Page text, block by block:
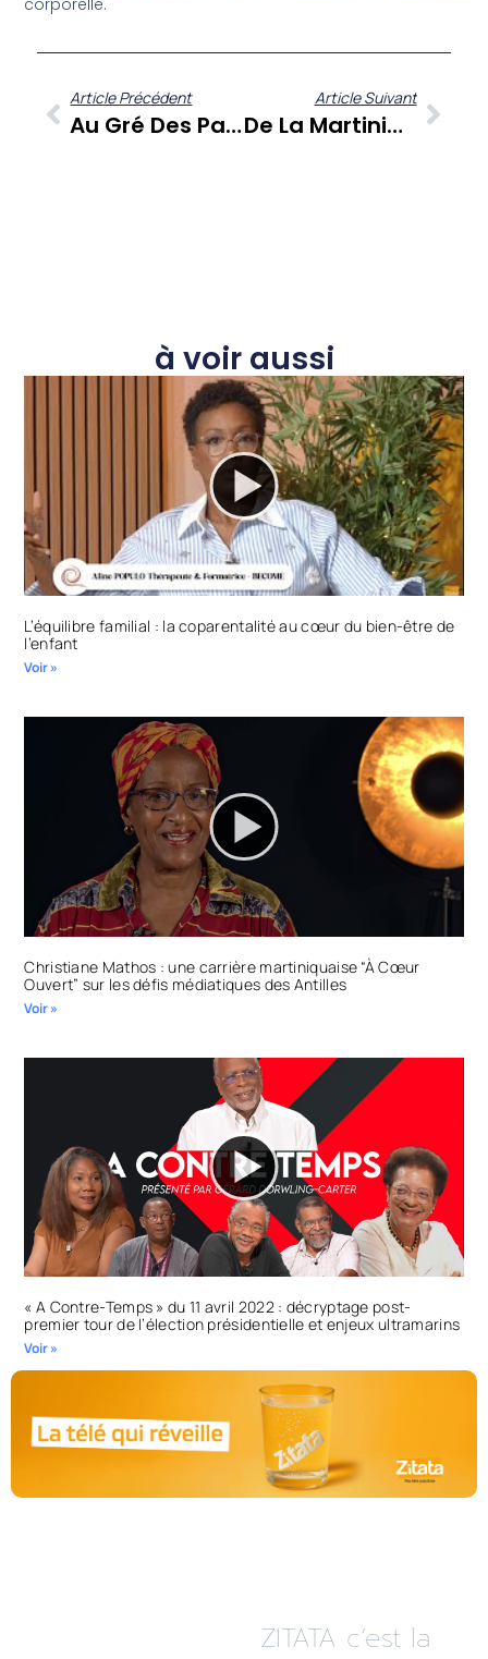
corporelle.
Article Précédent
Au Gré Des Pages : Nicole Anne Parfait Dévoile ‘Coeur Coco De L’âme’, Un Roman Teinté De Résilience Et De Culture Créole
Article Suivant
De La Martinique À Varsovie : Lude Réno Explore L’identité Et L’inclusion Par L’audiovisuel
à voir aussi
L’équilibre familial : la coparentalité au cœur du bien-être de
l’enfant
Voir »
Christiane Mathos : une carrière martiniquaise “À Cœur
Ouvert” sur les défis médiatiques des Antilles
Voir »
« A Contre-Temps » du 11 avril 2022 : décryptage post-
premier tour de l’élection présidentielle et enjeux ultramarins
Voir »
ZITATA c’est la